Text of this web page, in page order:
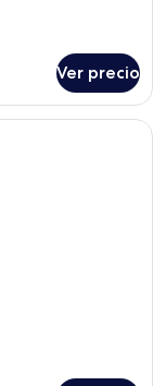
Ver precio
hotel con una cama